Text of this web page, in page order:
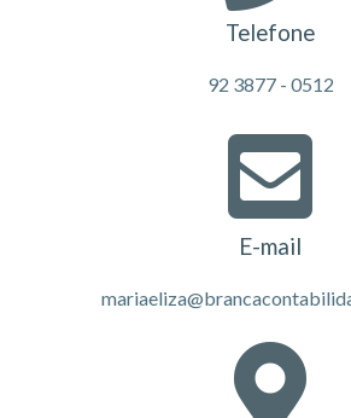
Telefone
92 3877 - 0512
E-mail